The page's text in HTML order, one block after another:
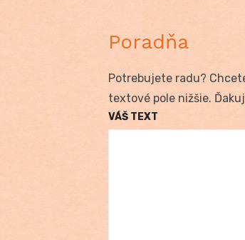
Poradňa
Potrebujete radu?
textové pole nižšie.
VÁŠ TEXT